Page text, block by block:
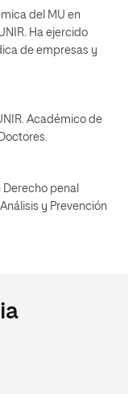
del MU en
Ha ejercido
de empresas y
Académico de
penal
y Prevención